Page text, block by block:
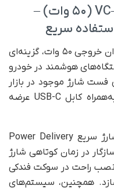
شارژر فندکی وونک مدل VC–50 (۵۰ وات) –
شارژر فندکی وونک مدل VC-50 با توان خروجی ۵۰ وات، گزینه‌ای
هوشمند در خودرو
فست شارژ موجود در بازار
است که یک پورت USB-C دارد و به‌همراه کابل USB-C عرضه
در این مدل شارژر فندکی، فناوری شارژ سریع Power Delivery
در زمان کوتاهی شارژ
راحت در سوکت فندکی
همچنین، سیستم‌های